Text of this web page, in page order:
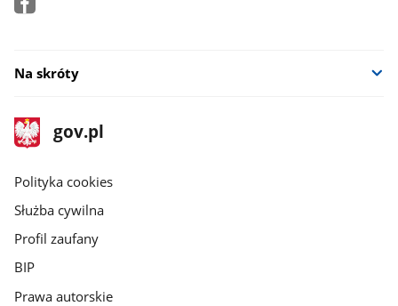
Na skróty
stopka
gov.pl
Strona
gov.pl
gov.pl
Polityka cookies
Służba cywilna
Profil zaufany
BIP
Prawa autorskie